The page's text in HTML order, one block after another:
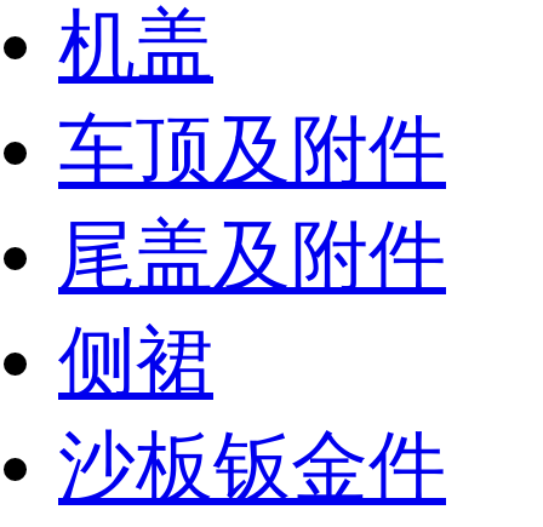
机盖
车顶及附件
尾盖及附件
侧裙
沙板钣金件